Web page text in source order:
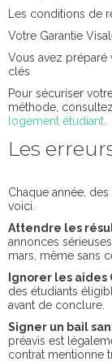
Les conditions de
Votre Garantie
Vous avez préparé
clés
Pour sécuriser
méthode,
logement étudiant.
Les
Chaque année,
voici.
Attendre les
annonces
mars, même sans
Ignorer les aides
des étudiants
avant de conclure.
Signer un bail
préavis est
contrat mentionne